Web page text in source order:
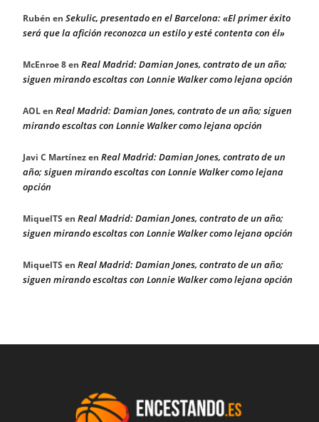
Rubén en Sekulic, presentado en el Barcelona: «El primer éxito
será que la afición reconozca un estilo y esté contenta con él»
McEnroe 8en Real Madrid: Damian Jones, contrato de un año;
siguen mirando escoltas con Lonnie Walker como lejana opción
AOLen Real Madrid: Damian Jones, contrato de un año; siguen
mirando escoltas con Lonnie Walker como lejana opción
Javi C Martínezen Real Madrid: Damian Jones, contrato de un
año; siguen mirando escoltas con Lonnie Walker como lejana
opción
MiquelTS en Real Madrid: Damian Jones, contrato de un año;
siguen mirando escoltas con Lonnie Walker como lejana opción
MiquelTS en Real Madrid: Damian Jones, contrato de un año;
siguen mirando escoltas con Lonnie Walker como lejana opción